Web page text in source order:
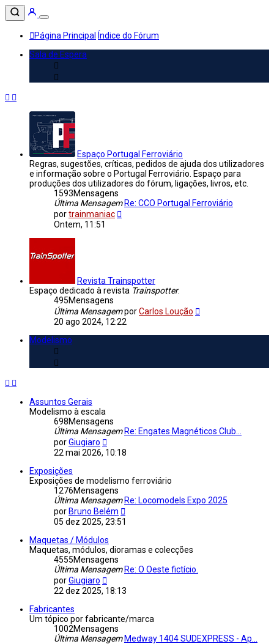
Página Principal
Índice do Fórum
Sala de Espera
Espaço Portugal Ferroviário
Regras, sugestões, críticas, pedidos de ajuda dos utilizadores
e informação sobre o Portugal Ferroviário. Espaço para
produções dos utilizadores do fórum, ligações, livros, etc.
1593Mensagens
Última Mensagem Re: CCO Portugal Ferroviário
portrainmaniac
Ontem, 11:51
Revista Trainspotter
Espaço dedicado à revista Trainspotter.
495Mensagens
Última MensagemporCarlos Loução
20 ago 2024, 12:22
Modelismo
Assuntos Gerais
Modelismo à escala
698Mensagens
Última Mensagem Re: Engates Magnéticos Club...
porGiugiaro
a
22 mai 2026, 10:18
Exposições
Exposições de modelismo ferroviário
1276Mensagens
Última Mensagem Re: Locomodels Expo 2025
por Bruno Belém
05 dez 2025, 23:51
Maquetas / Módulos
Maquetas, módulos, dioramas e colecções
4555Mensagens
Última Mensagem Re: O Oeste fictício.
porGiugiaro
a
22 dez 2025, 18:13
Fabricantes
Um tópico por fabricante/marca
1002Mensagens
Última Mensagem Medway 1404 SUDEXPRESS - Ap...